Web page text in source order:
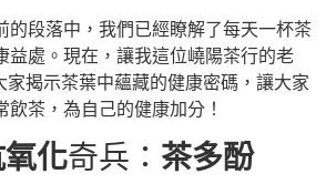
的段落中，我們已經瞭解了每天一杯茶
益處。現在，讓我這位嶢陽茶行的老
家揭示茶葉中蘊藏的健康密碼，讓大家
飲茶，為自己的健康加分！
化奇兵： 茶多酚